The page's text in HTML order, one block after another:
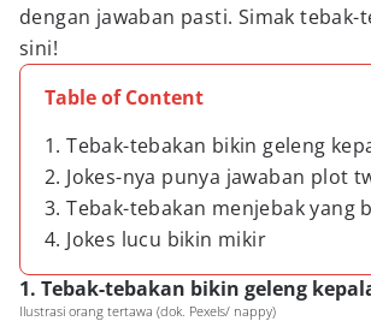
dengan jawaban pasti. Simak tebak-
sini!
Table of Content
1. Tebak-tebakan bikin geleng
2. Jokes-nya punya jawaban plot
3. Tebak-tebakan menjebak yang
4. Jokes lucu bikin mikir
1. Tebak-tebakan bikin geleng
Ilustrasi orang tertawa (dok. Pexels/ nappy)